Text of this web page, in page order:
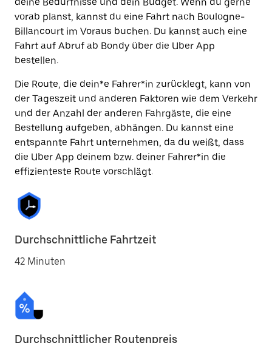
vorab planst, kannst du eine Fahrt nach Boulogne-
Billancourt im Voraus buchen. Du kannst auch eine
Fahrt auf Abruf ab Bondy über die Uber App
bestellen.
Die Route, die dein*e Fahrer*in zurücklegt, kann von
der Tageszeit und anderen Faktoren wie dem Verkehr
und der Anzahl der anderen Fahrgäste, die eine
Bestellung aufgeben, abhängen. Du kannst eine
entspannte Fahrt unternehmen, da du weißt, dass
die Uber App deinem bzw. deiner Fahrer*in die
effizienteste Route vorschlägt.
Durchschnittliche Fahrtzeit
42 Minuten
Durchschnittlicher Routenpreis